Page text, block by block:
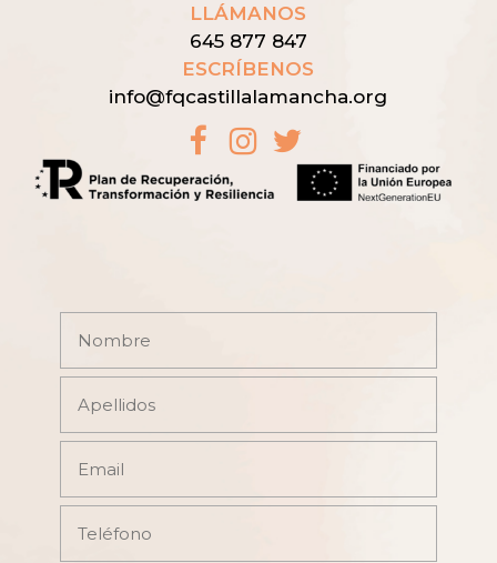
LLÁMANOS
645 877 847
ESCRÍBENOS
info@fqcastillalamancha.org